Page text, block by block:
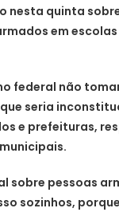
nesta quinta
em
federal não
seria
e prefeituras,
sobre pessoas
sozinhos,